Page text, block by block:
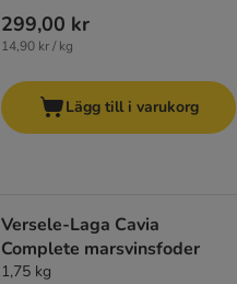
299,00 kr
14,90 kr / kg
Lägg till i varukorg
Versele-Laga Cavia
Complete marsvinsfoder
1,75 kg